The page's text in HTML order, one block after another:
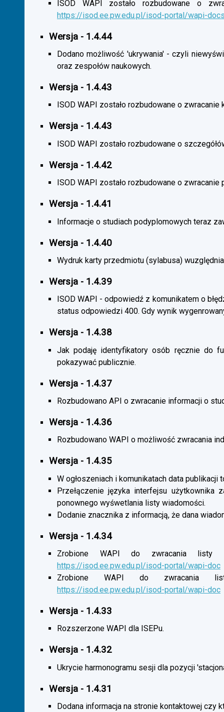
ISOD WAPI zostało rozbudowane o
https://isod.ee.pw.edu.pl/isod-portal/wapi-
Wersja - 1.4.44
Dodano możliwość 'ukrywania' - czyli
oraz zespołów naukowych.
Wersja - 1.4.43
ISOD WAPI zostało rozbudowane o
Wersja - 1.4.43
ISOD WAPI zostało rozbudowane o
Wersja - 1.4.42
ISOD WAPI zostało rozbudowane o zwracanie
Wersja - 1.4.41
Informacje o studiach podyplomowych teraz
Wersja - 1.4.40
Wydruk karty przedmiotu (sylabusa)
Wersja - 1.4.39
ISOD WAPI - odpowiedź z komunikatem o
status odpowiedzi 400. Gdy wynik
Wersja - 1.4.38
Jak podaję identyfikatory osób ręcznie do
pokazywać publicznie.
Wersja - 1.4.37
Rozbudowano API o zwracanie informacji o
Wersja - 1.4.36
Rozbudowano WAPI o możliwość zwracania
Wersja - 1.4.35
W ogłoszeniach i komunikatach data
Przełączenie języka interfejsu użytkownika
ponownego wyśwetlania listy wiadomości.
Dodanie znacznika z informacją, że dana
Wersja - 1.4.34
Zrobione WAPI do zwracania listy
https://isod.ee.pw.edu.pl/isod-portal/wapi-doc
Zrobione WAPI do zwracania listy
https://isod.ee.pw.edu.pl/isod-portal/wapi-doc
Wersja - 1.4.33
Rozszerzone WAPI dla ISEPu.
Wersja - 1.4.32
Ukrycie harmonogramu sesji dla pozycji
Wersja - 1.4.31
Dodana informacja na stronie kontaktowej czy